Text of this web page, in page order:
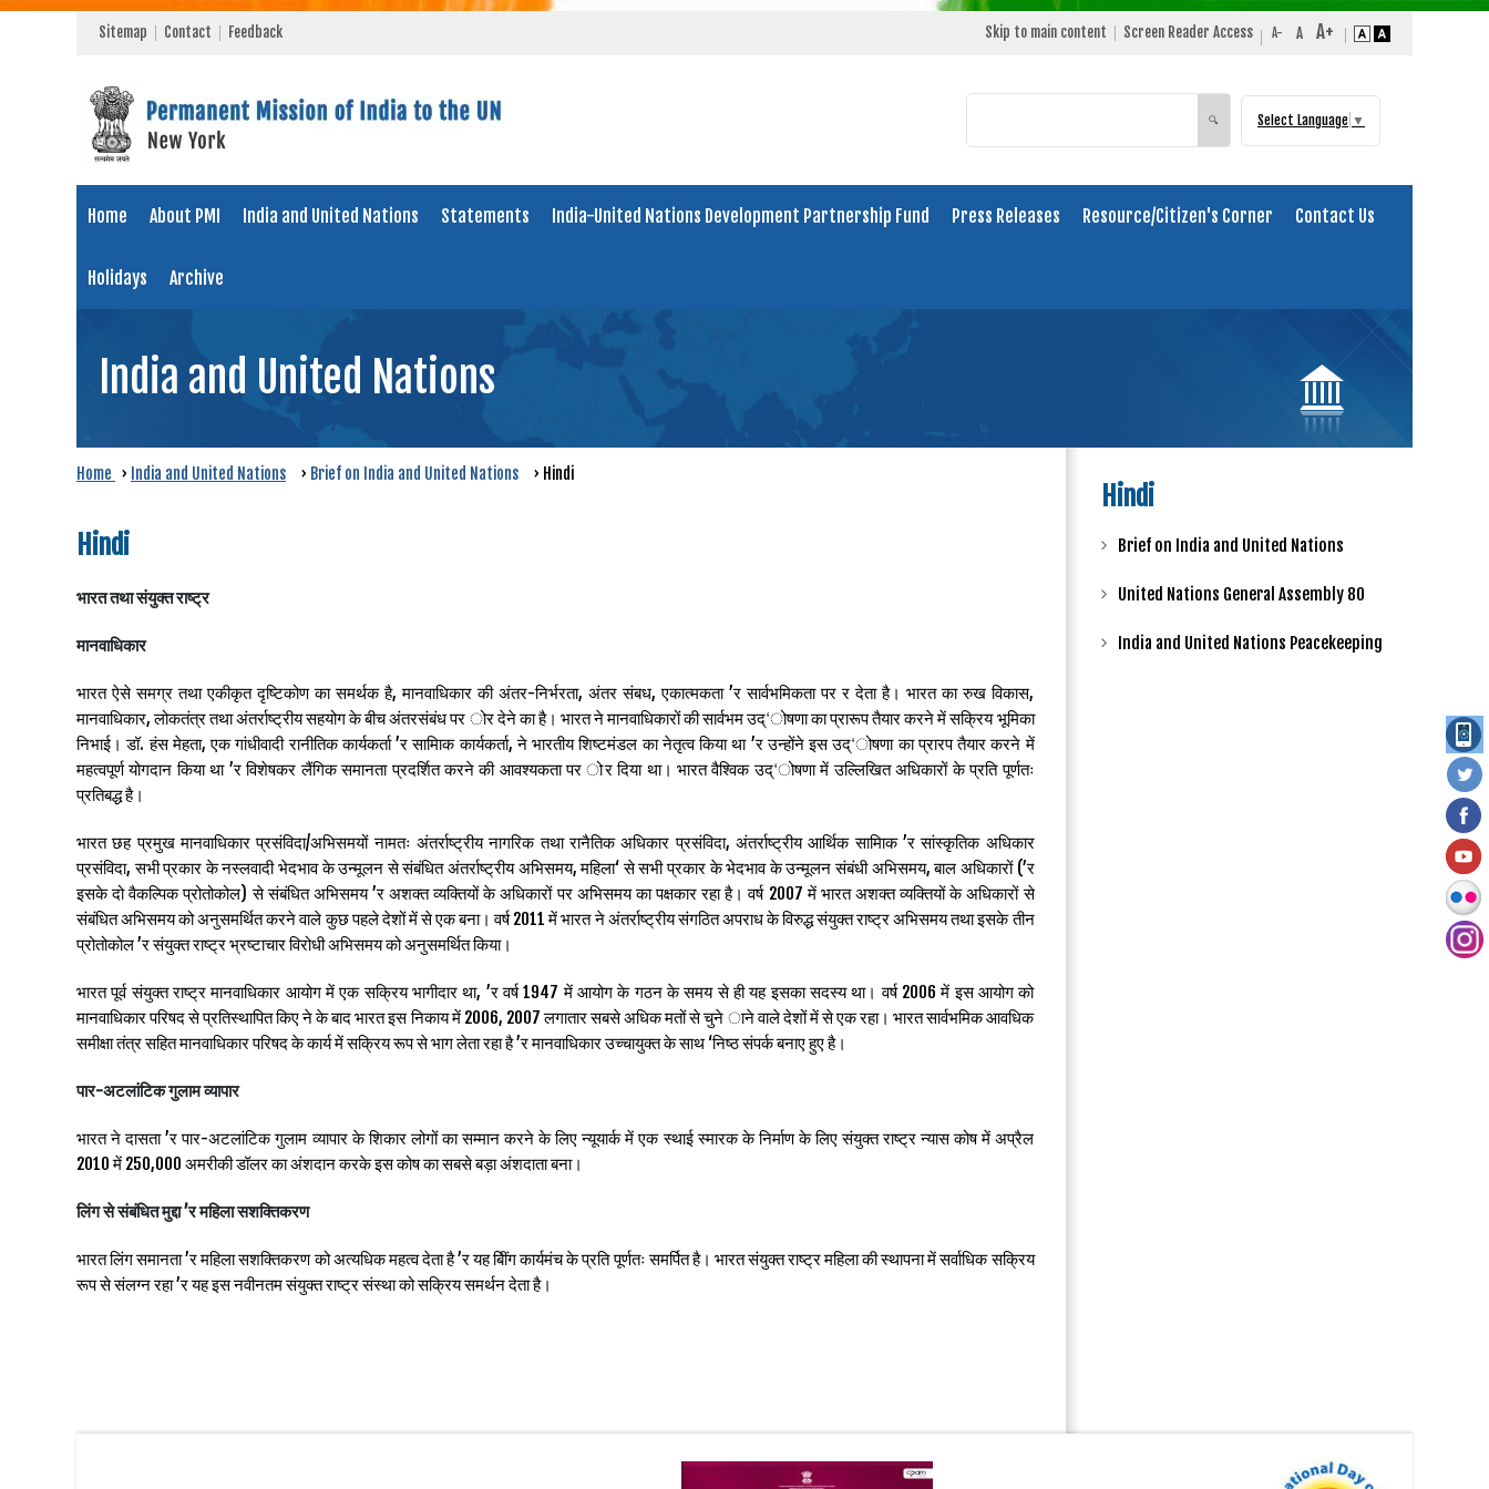
Sitemap Contact Feedback Skip to main content Screen Reader Access
Search
🔍 Select Language ▼
Home About PMI India and United Nations Statements India-United Nations Development Partnership Fund Press Releases Resource/Citizen's Corner Contact Us
Holidays Archive
India and United Nations
Home › India and United Nations › Brief on India and United Nations › Hindi
Hindi
भारत तथा संयुक्त राष्ट्र
मानवाधिकार
भारत ऐसे समग्र तथा एकीकृत दृष्टिकोण का समर्थक है, मानवाधिकार की अंतर-निर्भरता, अंतर संबध, एकात्मकता ’र सार्वभमिकता पर र देता है। भारत का रुख विकास,
मानवाधिकार, लोकतंत्र तथा अंतर्राष्ट्रीय सहयोग के बीच अंतरसंबंध पर ोर देने का है। भारत ने मानवाधिकारों की सार्वभम उद्‘ोषणा का प्रारूप तैयार करने में सक्रिय भूमिका
निभाई। डॉ. हंस मेहता, एक गांधीवादी रानीतिक कार्यकर्ता ’र सामािक कार्यकर्ता, ने भारतीय शिष्टमंडल का नेतृत्व किया था ’र उन्होंने इस उद्‘ोषणा का प्रारप तैयार करने में
महत्वपूर्ण योगदान किया था ’र विशेषकर लैंगिक समानता प्रदर्शित करने की आवश्यकता पर ोर दिया था। भारत वैश्विक उद्‘ोषणा में उल्लिखित अधिकारों के प्रति पूर्णतः
प्रतिबद्ध है।
भारत छह प्रमुख मानवाधिकार प्रसंविदा/अभिसमयों नामतः अंतर्राष्ट्रीय नागरिक तथा रानैतिक अधिकार प्रसंविदा, अंतर्राष्ट्रीय आर्थिक सामािक ’र सांस्कृतिक अधिकार
प्रसंविदा, सभी प्रकार के नस्लवादी भेदभाव के उन्मूलन से संबंधित अंतर्राष्ट्रीय अभिसमय, महिला‘ से सभी प्रकार के भेदभाव के उन्मूलन संबंधी अभिसमय, बाल अधिकारों (’र
इसके दो वैकल्पिक प्रोतोकोल) से संबंधित अभिसमय ’र अशक्त व्यक्तियों के अधिकारों पर अभिसमय का पक्षकार रहा है। वर्ष 2007 में भारत अशक्त व्यक्तियों के अधिकारों से
संबंधित अभिसमय को अनुसमर्थित करने वाले कुछ पहले देशों में से एक बना। वर्ष 2011 में भारत ने अंतर्राष्ट्रीय संगठित अपराध के विरुद्ध संयुक्त राष्ट्र अभिसमय तथा इसके तीन
प्रोतोकोल ’र संयुक्त राष्ट्र भ्रष्टाचार विरोधी अभिसमय को अनुसमर्थित किया।
भारत पूर्व संयुक्त राष्ट्र मानवाधिकार आयोग में एक सक्रिय भागीदार था, ’र वर्ष 1947 में आयोग के गठन के समय से ही यह इसका सदस्य था। वर्ष 2006 में इस आयोग को
मानवाधिकार परिषद से प्रतिस्थापित किए ने के बाद भारत इस निकाय में 2006, 2007 लगातार सबसे अधिक मतों से चुने ाने वाले देशों में से एक रहा। भारत सार्वभमिक आवधिक
समीक्षा तंत्र सहित मानवाधिकार परिषद के कार्य में सक्रिय रूप से भाग लेता रहा है ’र मानवाधिकार उच्चायुक्त के साथ ‘निष्ठ संपर्क बनाए हुए है।
पार-अटलांटिक गुलाम व्यापार
भारत ने दासता ’र पार-अटलांटिक गुलाम व्यापार के शिकार लोगों का सम्मान करने के लिए न्यूयार्क में एक स्थाई स्मारक के निर्माण के लिए संयुक्त राष्ट्र न्यास कोष में अप्रैल
2010 में 250,000 अमरीकी डॉलर का अंशदान करके इस कोष का सबसे बड़ा अंशदाता बना।
लिंग से संबंधित मुद्दा ’र महिला सशक्तिकरण
भारत लिंग समानता ’र महिला सशक्तिकरण को अत्यधिक महत्व देता है ’र यह बीिंग कार्यमंच के प्रति पूर्णतः समर्पित है। भारत संयुक्त राष्ट्र महिला की स्थापना में सर्वाधिक सक्रिय
रूप से संलग्न रहा ’र यह इस नवीनतम संयुक्त राष्ट्र संस्था को सक्रिय समर्थन देता है।
Hindi
Brief on India and United Nations
United Nations General Assembly 80
India and United Nations Peacekeeping